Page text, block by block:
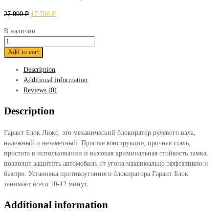
27 000₽ 17 700 ₽
В наличии
Блокиратор
Гарант
Люкс
Hyundai
2012-
quantity
Add to cart
Description
Additional information
Reviews (0)
Description
Гарант Блок Люкс, это механический блокиратор рулевого вала,
надежный и незаметный. Простая конструкция, прочная сталь,
простота в использовании и высокая криминальная стойкость замка,
позволит защитить автомобиль от угона максимально эффективно и
быстро. Установка противоугонного блокиратора Гарант Блок
занимает всего 10-12 минут.
Additional information